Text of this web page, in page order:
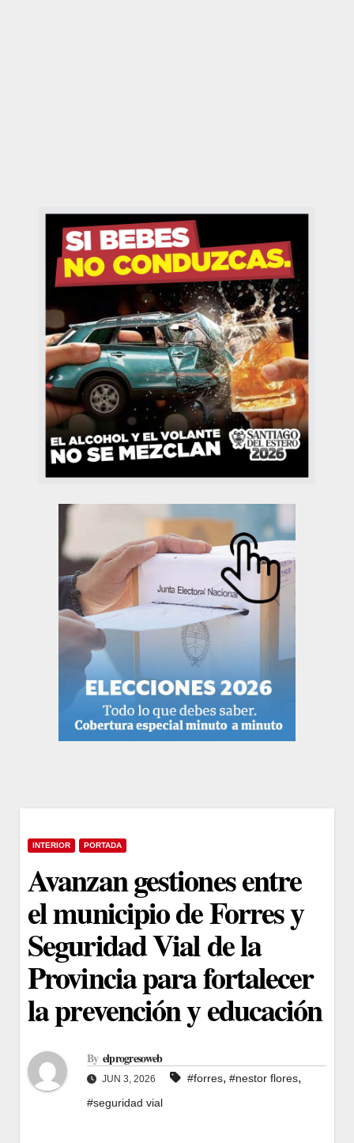
INTERIOR PORTADA
Avanzan gestiones entre
el municipio de Forres y
Seguridad Vial de la
Provincia para fortalecer
la prevención y educación
By elprogresoweb
JUN 3, 2026 #forres, #nestor flores,
#seguridad vial